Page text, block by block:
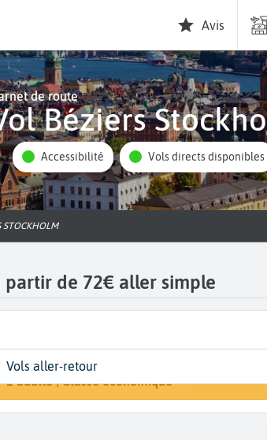
Avis
de route
Vol Béziers
Accessibilité Vols directs disponibles
STOCKHOLM
partir de 72€ aller simple
Départ
Béziers (BZR)
Dates
Dates de votre voyage
Voyageurs | Classe
1 adulte | Classe économique
Vols aller-retour